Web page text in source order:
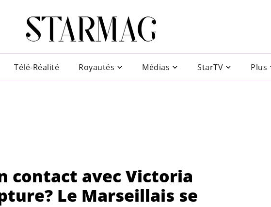
Télé-Réalité Royautés Médias StarTV Plus
contact avec Victoria
Le Marseillais se